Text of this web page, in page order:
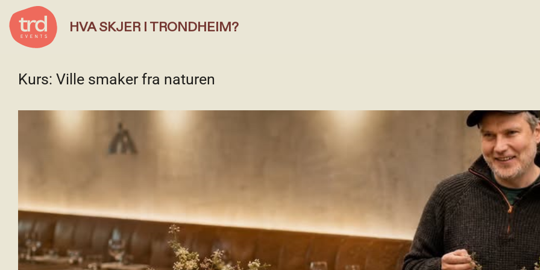
HVA SKJER I TRONDHEIM?
Kurs: Ville smaker fra naturen